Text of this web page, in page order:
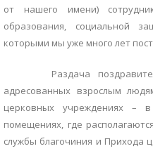
от нашего имени)
образования, социальной
которыми мы уже много лет
Раздача
адресованных взрослым
церковных учреждениях –
помещениях, где
службы благочиния и Прихода